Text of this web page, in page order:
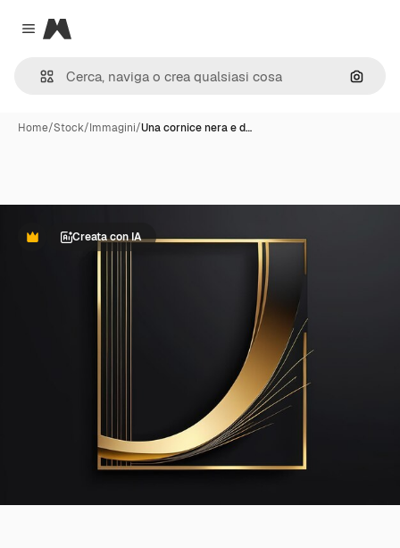
Close menu
Magnific
Cerca
Home/Stock/Immagini/Una cornice nera e d…
PremiumCreata con IA